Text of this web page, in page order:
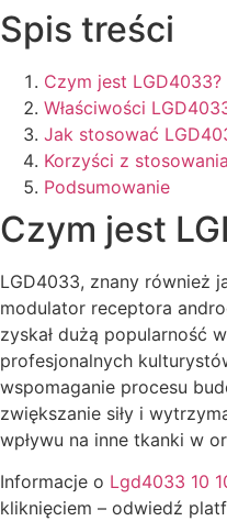
Spis treści
Czym jest LGD4033?
Właściwości
Jak stosować
Korzyści z
Podsumowanie
Czym jest
LGD4033, znany również
modulator receptora
zyskał dużą popularność
profesjonalnych
wspomaganie procesu
zwiększanie siły i
wpływu na inne tkanki w
Informacje o Lgd4033 10
kliknięciem – odwiedź